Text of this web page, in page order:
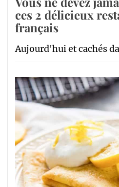
ces 2 délicieux
français
Aujourd'hui et cachés